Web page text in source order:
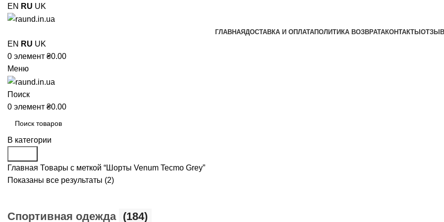
EN RU UK
ГЛАВНАЯДОСТАВКА И ОПЛАТАПОЛИТИКА ВОЗВРАТАКОНТАКТЫ
EN RU UK
0 элемент ₴0.00
Меню
Поиск
0 элемент ₴0.00
В категории
Главная Товары с меткой “Шорты Venum Tecmo Grey”
Показаны все результаты (2)
Cпортивная одежда (184)